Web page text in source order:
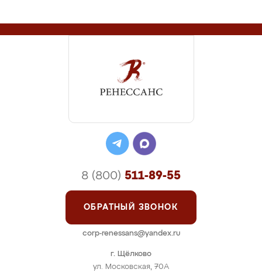
г. Щёлково
ул. Московская, 70А
8 (800) 511-89-55
ОБРАТНЫЙ ЗВОНОК
corp-renessans@yandex.ru